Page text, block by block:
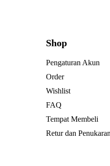
Shop
Pengaturan Akun
Order
Wishlist
FAQ
Tempat Membeli
Retur dan Penukaran